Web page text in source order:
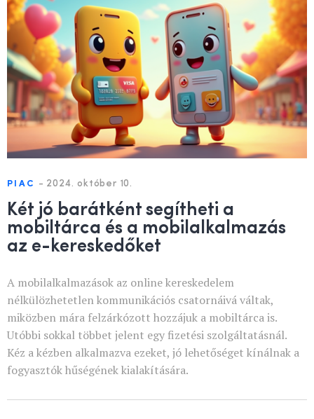
PIAC - 2024. október 10.
Két jó barátként segítheti a
mobiltárca és a mobilalkalmazás
az e-kereskedőket
A mobilalkalmazások az online kereskedelem
nélkülözhetetlen kommunikációs csatornáivá váltak,
miközben mára felzárkózott hozzájuk a mobiltárca is.
Utóbbi sokkal többet jelent egy fizetési szolgáltatásnál.
Kéz a kézben alkalmazva ezeket, jó lehetőséget kínálnak a
fogyasztók hűségének kialakítására.